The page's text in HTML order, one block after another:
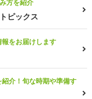
方を紹介
ピックス
をお届けします
介！旬な時期や準備す